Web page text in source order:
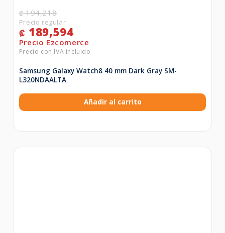
₡194,218
₡ 189,594
Samsung Galaxy Watch8 40 mm Dark Gray SM-
L320NDAALTA
Añadir al carrito